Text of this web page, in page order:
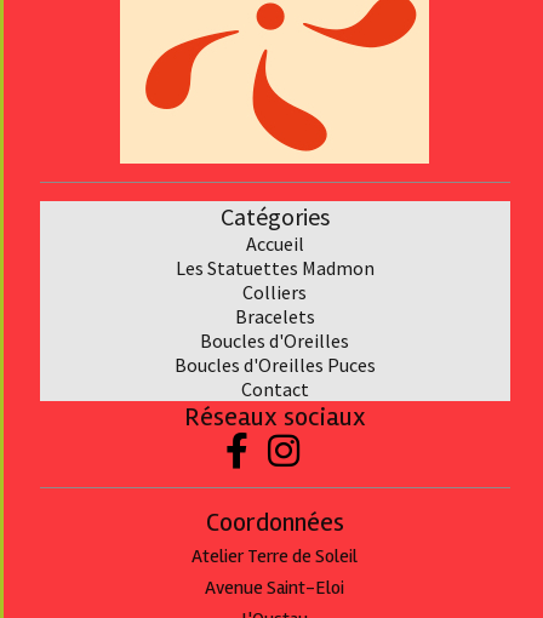
Catégories
Accueil
Les Statuettes Madmon
Colliers
Bracelets
Boucles d'Oreilles
Boucles d'Oreilles Puces
Contact
Réseaux sociaux
 
Coordonnées
Atelier Terre de Soleil
Avenue Saint-Eloi